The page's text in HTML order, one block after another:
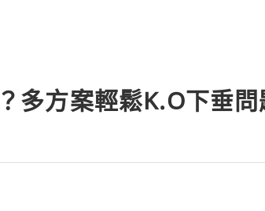
多方案輕鬆K.O下垂